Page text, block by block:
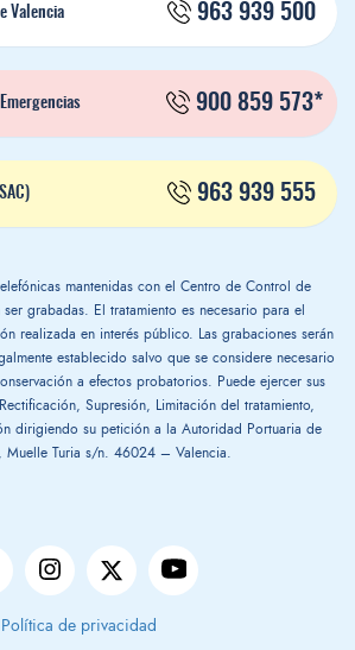
Valencia 963 939 500
900 859 573*
963 939 555
mantenidas con el Centro de Control de
ser grabadas. El tratamiento es necesario para el
realizada en interés público. Las grabaciones serán
establecido salvo que se considere necesario
a efectos probatorios. Puede ejercer sus
Supresión, Limitación del tratamiento,
dirigiendo su petición a la Autoridad Portuaria de
Muelle Turia s/n. 46024 – Valencia.
Política de privacidad